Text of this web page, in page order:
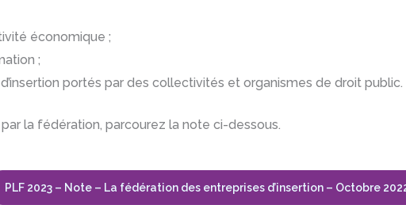
économique ;
;
portés par des collectivités et organismes de droit public.
la fédération, parcourez la note ci-dessous.
PLF 2023 – Note – La fédération des entreprises d’insertion – Octobre